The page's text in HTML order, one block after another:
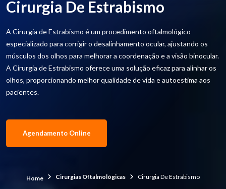
Cirurgia De Estrabismo
A Cirurgia de Estrabismo é um procedimento oftalmológico
especializado para corrigir o desalinhamento ocular, ajustando os
músculos dos olhos para melhorar a coordenação e a visão binocular.
A Cirurgia de Estrabismo oferece uma solução eficaz para alinhar os
olhos, proporcionando melhor qualidade de vida e autoestima aos
pacientes.
Agendamento Online
Home Cirurgias Oftalmológicas Cirurgia De Estrabismo